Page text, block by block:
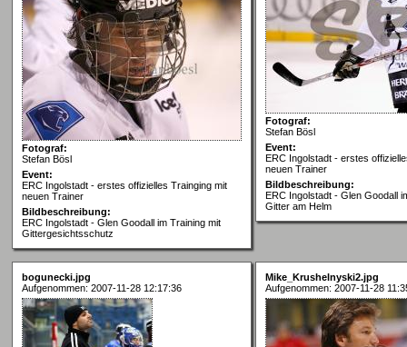
Fotograf:
Stefan Bösl
Event:
ERC Ingolstadt - erstes offizielles Trainging mit
neuen Trainer
Bildbeschreibung:
ERC Ingolstadt - Glen Goodall im Training mit
Gittergesichtsschutz
Fotograf:
Stefan Bösl
Event:
ERC Ingolstadt - erstes
neuen Trainer
Bildbeschreibung:
ERC Ingolstadt - Glen Goodall
Gitter am Helm
bogunecki.jpg
Aufgenommen: 2007-11-28 12:17:36
Mike_Krushelnyski2.jpg
Aufgenommen: 2007-11-28